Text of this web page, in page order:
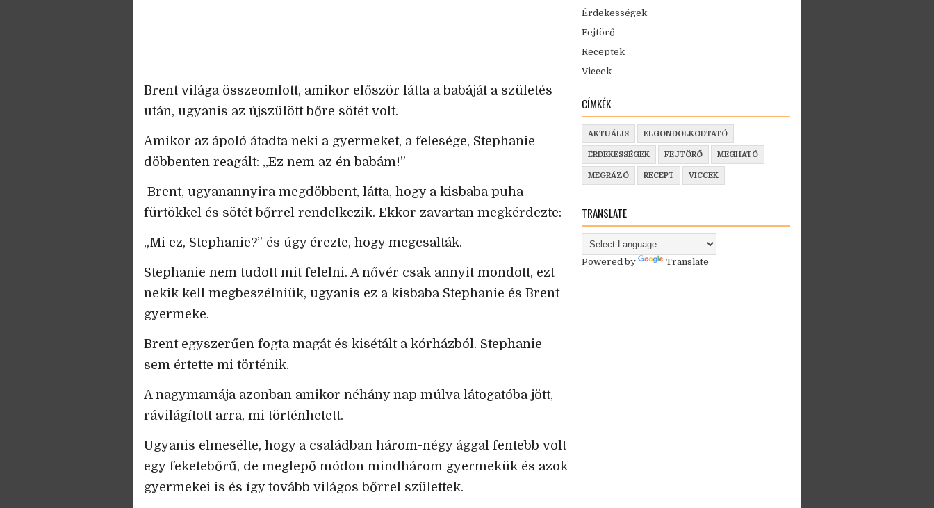
Brent világa összeomlott, amikor először látta a babáját a születés
után, ugyanis az újszülött bőre sötét volt.
Amikor az ápoló átadta neki a gyermeket, a felesége, Stephanie
döbbenten reagált: „Ez nem az én babám!”
Brent, ugyanannyira megdöbbent, látta, hogy a kisbaba puha
fürtökkel és sötét bőrrel rendelkezik. Ekkor zavartan megkérdezte:
„Mi ez, Stephanie?” és úgy érezte, hogy megcsalták.
Stephanie nem tudott mit felelni. A nővér csak annyit mondott, ezt
nekik kell megbeszélniük, ugyanis ez a kisbaba Stephanie és Brent
gyermeke.
Brent egyszerűen fogta magát és kisétált a kórházból. Stephanie
sem értette mi történik.
A nagymamája azonban amikor néhány nap múlva látogatóba jött,
rávilágított arra, mi történhetett.
Ugyanis elmesélte, hogy a családban három-négy ággal fentebb volt
egy feketebőrű, de meglepő módon mindhárom gyermekük és azok
gyermekei is és így tovább világos bőrrel születtek.
Érdekességek
Fejtörő
Receptek
Viccek
CÍMKÉK
AKTUÁLIS ELGONDOLKODTATÓ
ÉRDEKESSÉGEK FEJTÖRŐ MEGHATÓ
MEGRÁZÓ RECEPT VICCEK
TRANSLATE
Powered by Translate